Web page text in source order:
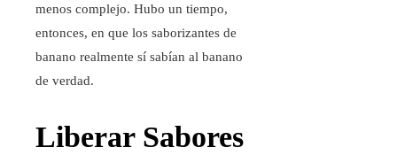
menos complejo. Hubo un tiempo,
entonces, en que los saborizantes de
banano realmente sí sabían al banano
de verdad.
Liberar Sabores